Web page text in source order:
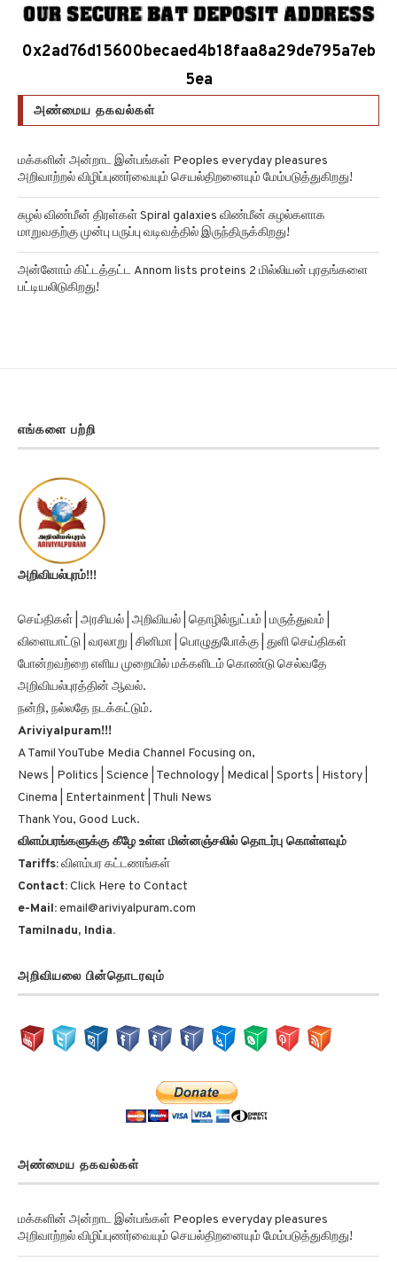
அண்மைய தகவல்கள்
அறிவாற்றல் விழிப்புணர்வையும் செயல்திறனையும் மேம்படுத்துகிறது!
சுழல் விண்மீன் திரள்கள் Spiral galaxies விண்மீன் சுழல்களாக
மாறுவதற்கு முன்பு பருப்பு வடிவத்தில் இருந்திருக்கிறது!
அன்னோம் கிட்டத்தட்ட Annom lists proteins 2 மில்லியன் புரதங்களை
பட்டியலிடுகிறது!
அறிவியல்புரம்!!!
விளையாட்டு | வரலாறு | சினிமா | பொழுதுபோக்கு | துளி செய்திகள்
போன்றவற்றை எளிய முறையில் மக்களிடம் கொண்டு செல்வதே
அறிவியல்புரத்தின் ஆவல்.
நன்றி, நல்லதே நடக்கட்டும்.
Ariviyalpuram!!!
A Tamil YouTube Media Channel Focusing on,
News | Politics | Science | Technology | Medical | Sports | History |
Cinema | Entertainment | Thuli News
Thank You, Good Luck.
விளம்பரங்களுக்கு கீழே உள்ள மின்னஞ்சலில் தொடர்பு கொள்ளவும்
Tariffs:விளம்பர கட்டணங்கள்
Contact:Click Here to Contact
e-Mail: email@ariviyalpuram.com
Tamilnadu, India.
அறிவாற்றல் விழிப்புணர்வையும் செயல்திறனையும் மேம்படுத்துகிறது!